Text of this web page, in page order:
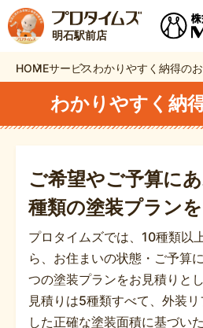
明石駅前店
HOMEサービスわかりやすく納得の
わかりやすく納
ご希望やご予算に
種類の塗装プラン
プロタイムズでは、10種類以
ら、お住まいの状態・ご予算
つの塗装プランをお見積りと
見積りは5種類すべて、外装
した正確な塗装面積に基づい